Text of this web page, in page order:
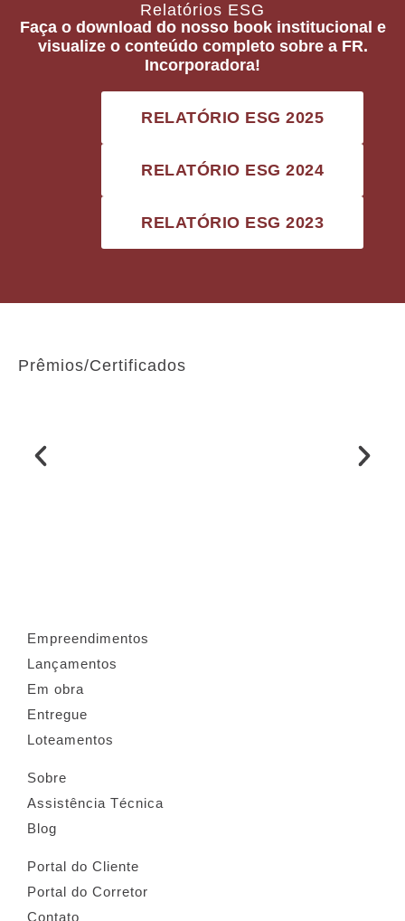
Relatórios ESG
Faça o download do nosso book institucional e
visualize o conteúdo completo sobre a FR.
Incorporadora!
RELATÓRIO ESG 2025
RELATÓRIO ESG 2024
RELATÓRIO ESG 2023
Prêmios/Certificados
Empreendimentos
Lançamentos
Em obra
Entregue
Loteamentos
Sobre
Assistência Técnica
Blog
Portal do Cliente
Portal do Corretor
Contato